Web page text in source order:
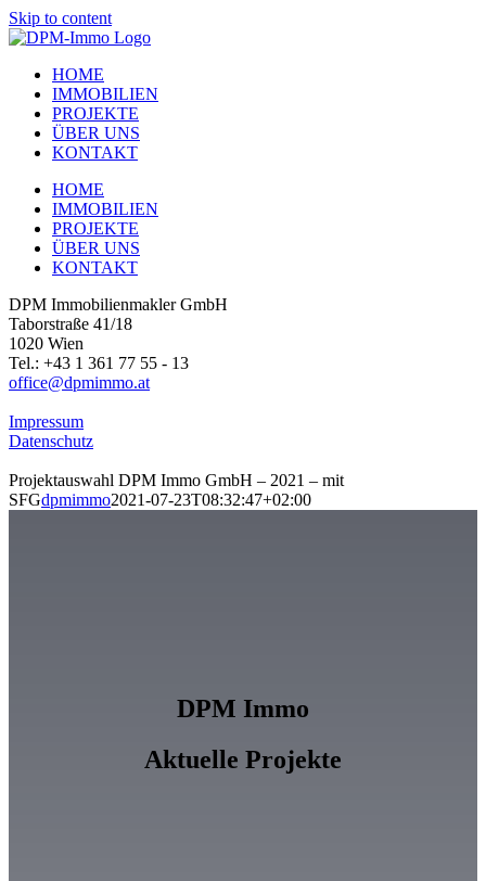
Skip to content
HOME
IMMOBILIEN
PROJEKTE
ÜBER UNS
KONTAKT
HOME
IMMOBILIEN
PROJEKTE
ÜBER UNS
KONTAKT
DPM Immobilienmakler GmbH
Taborstraße 41/18
1020 Wien
Tel.: +43 1 361 77 55 - 13
office@dpmimmo.at
Impressum
Datenschutz
Projektauswahl DPM Immo GmbH – 2021 – mit
SFGdpmimmo2021-07-23T08:32:47+02:00
DPM Immo
Aktuelle Projekte